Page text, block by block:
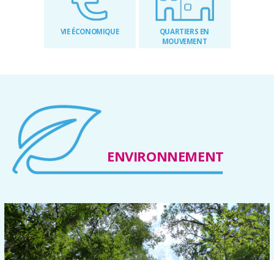
VIE ÉCONOMIQUE
QUARTIERS EN
MOUVEMENT
ENVIRONNEMENT